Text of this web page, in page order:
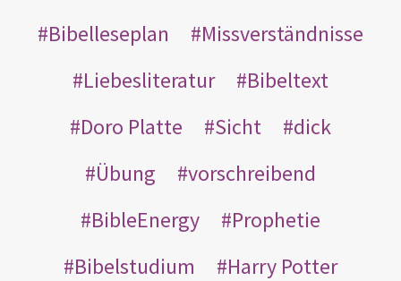
Bibelleseplan
Missverständnisse
Liebesliteratur
Bibeltext
Doro Platte
Sicht
dick
Übung
vorschreibend
BibleEnergy
Prophetie
Bibelstudium
Harry Potter